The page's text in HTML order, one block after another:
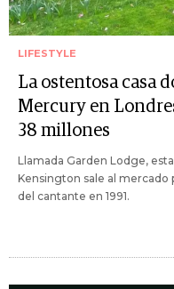
LIFESTYLE
La ostentosa casa
Mercury en
38 millones
Llamada Garden Lodge,
Kensington sale al mercado
del cantante en 1991.